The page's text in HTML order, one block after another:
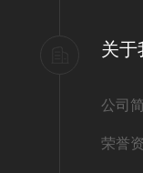
关于
公司
荣誉